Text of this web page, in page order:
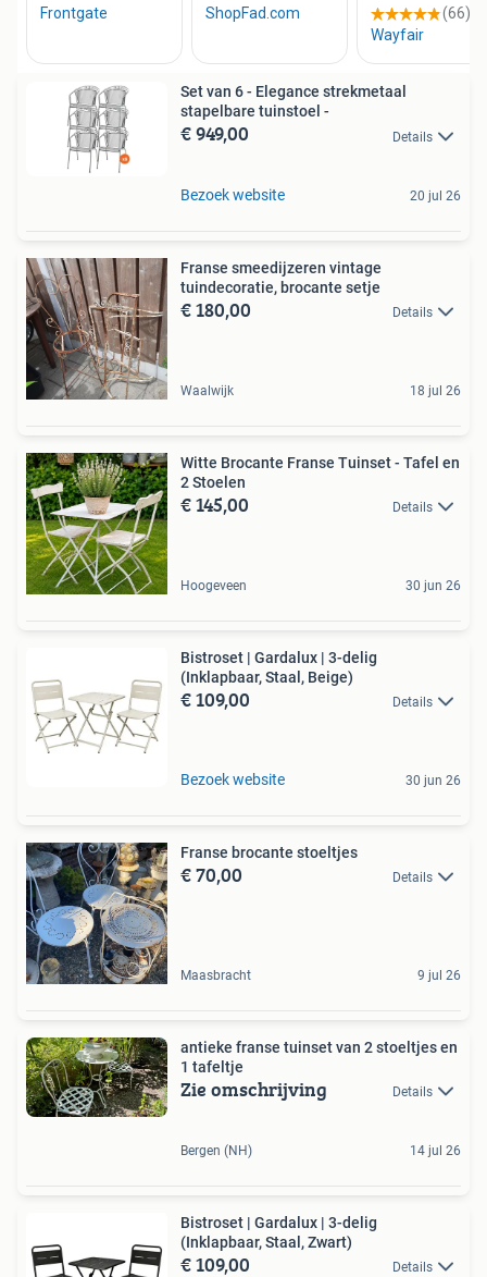
Set van 6 - Elegance strekmetaal
stapelbare tuinstoel -
€ 949,00 Details
Bezoek website 20 jul 26
Franse smeedijzeren vintage
tuindecoratie, brocante setje
€ 180,00 Details
Waalwijk 18 jul 26
Witte Brocante Franse Tuinset - Tafel en
2 Stoelen
€ 145,00 Details
Hoogeveen 30 jun 26
Bistroset | Gardalux | 3-delig
(Inklapbaar, Staal, Beige)
€ 109,00 Details
Bezoek website 30 jun 26
Franse brocante stoeltjes
€ 70,00 Details
Maasbracht 9 jul 26
antieke franse tuinset van 2 stoeltjes en
1 tafeltje
Zie omschrijving Details
Bergen (NH) 14 jul 26
Bistroset | Gardalux | 3-delig
(Inklapbaar, Staal, Zwart)
€ 109,00 Details